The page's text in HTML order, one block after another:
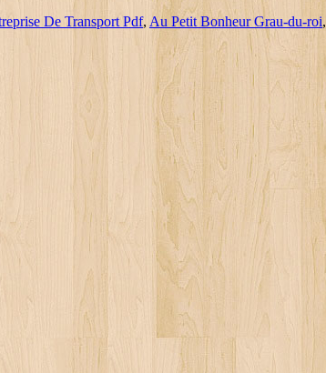
De Transport Pdf, Au Petit Bonheur Grau-du-roi,